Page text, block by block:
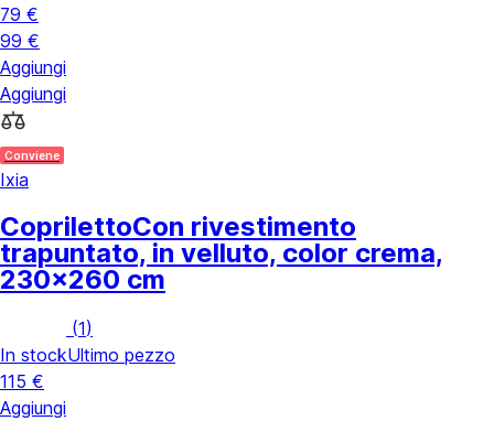
79 €
99 €
Aggiungi
Aggiungi
Conviene
Ixia
CoprilettoCon rivestimento
trapuntato, in velluto, color crema,
230x260 cm
(1)
In stockUltimo pezzo
115 €
Aggiungi